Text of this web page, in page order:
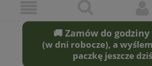
🚚 Zamów do godziny
(w dni robocze), a
paczkę jeszcze